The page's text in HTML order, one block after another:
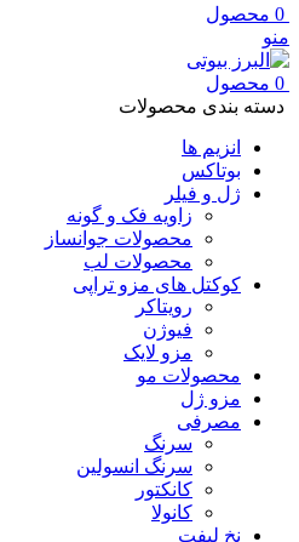
0 محصول
منو
0 محصول
دسته بندی محصولات
انزیم ها
بوتاکس
ژل و فیلر
زاویه فک و گونه
محصولات جوانساز
محصولات لب
کوکتل های مزو تراپی
رویتاکر
فیوژن
مزو لایک
محصولات مو
مزو ژل
مصرفی
سرنگ
سرنگ انسولین
کانکتور
کانولا
نخ لیفت